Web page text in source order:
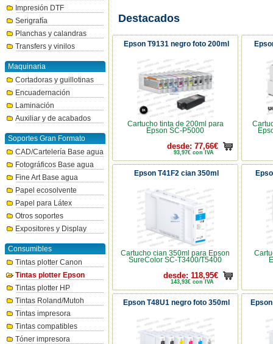
Impresión DTF
Serigrafía
Planchas y calandras
Transfers y vinilos
Maquinaria
Cortadoras y guillotinas
Encuadernación
Laminación
Auxiliar y de acabados
Soportes Gran Formato
CAD/Cartelería Base agua
Fotográficos Base agua
Fine Art Base agua
Papel ecosolvente
Papel para Látex
Otros soportes
Expositores y Display
Consumibles
Tintas plotter Canon
Tintas plotter Epson
Tintas plotter HP
Tintas Roland/Mutoh
Tintas impresora
Tintas compatibles
Tóner impresora
Destacados
Epson T9131 negro foto 200ml
Cartucho tinta de 200ml para
Epson SC-P5000
desde: 77,66€
93,97€ con IVA
Epson T41F2 cian 350ml
Cartucho cian 350ml para Epson
SureColor SC-T3400/T5400
desde: 118,95€
143,93€ con IVA
Epson T48U1 negro foto 350ml